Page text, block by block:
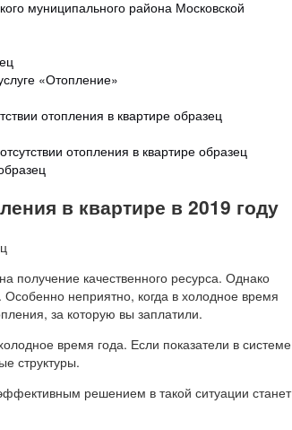
муниципального района Московской
«Отопление»
отопления в квартире образец
отопления в квартире образец
в квартире в 2019 году
получение качественного ресурса. Однако
неприятно, когда в холодное время
за которую вы заплатили.
время года. Если показатели в системе
структуры.
решением в такой ситуации станет